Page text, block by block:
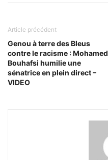
Article précédent
Genou à terre des Bleus
contre le racisme : Mohamed
Bouhafsi humilie une
sénatrice en plein direct –
VIDEO